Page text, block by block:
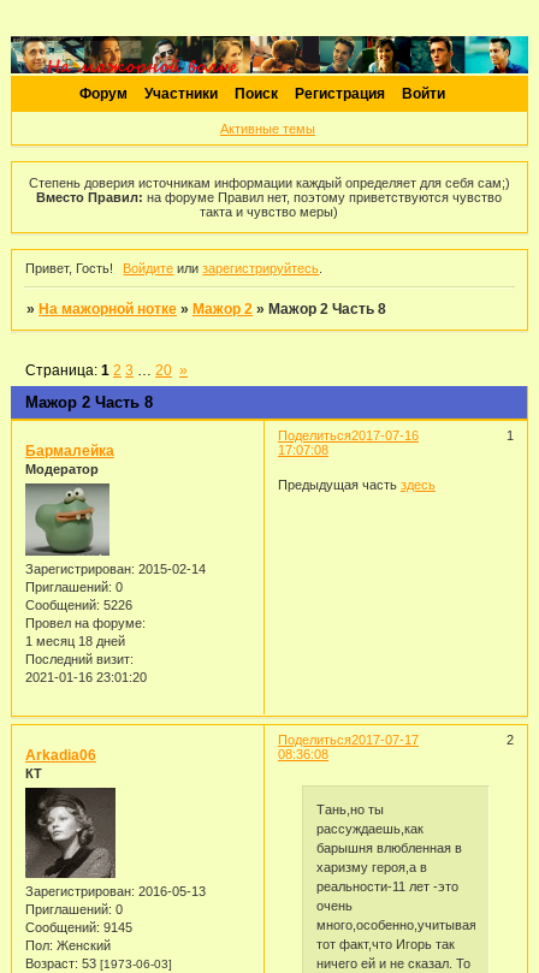
Форум Участники Поиск Регистрация Войти
Активные темы
Степень доверия источникам информации каждый определяет для себя сам;)
Вместо Правил: на форуме Правил нет, поэтому приветствуются чувство
такта и чувство меры)
Привет, Гость! Войдите илизарегистрируйтесь
» На мажорной нотке » Мажор 2 » Мажор 2 Часть 8
Мажор 2 Часть 8
Страница:1 2 3 20 »
Поделиться 1
2017-07-16
17:07:08
Бармалейка
Модератор
Зарегистрирован: 2015-02-14
Приглашений: 0
Сообщений: 5226
Провел на форуме:
1 месяц 18 дней
Последний визит:
2021-01-16 23:01:20
Предыдущая часть здесь
Поделиться 2
2017-07-17
08:36:08
Arkadia06
КТ
Зарегистрирован: 2016-05-13
Приглашений: 0
Сообщений: 9145
Пол: Женский
Возраст: 53 [1973-06-03]
Тань,но ты
рассуждаешь,как
барышня влюбленная в
харизму героя,а в
реальности-11 лет -это
очень
много,особенно,учитывая
тот факт,что Игорь так
ничего ей и не сказал. То